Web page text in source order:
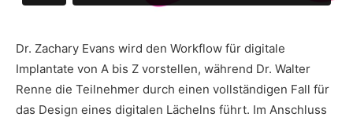
Dr. Zachary Evans wird den Workflow für digitale
Implantate von A bis Z vorstellen, während Dr. Walter
Renne die Teilnehmer durch einen vollständigen Fall für
das Design eines digitalen Lächelns führt. Im Anschluss